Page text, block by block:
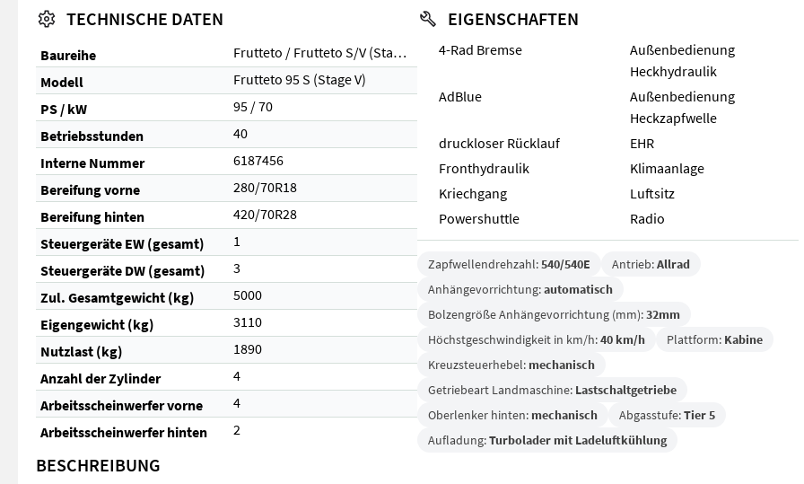
TECHNISCHE DATEN
Baureihe
Frutteto / Frutteto S/V (Stage V)
Modell
Frutteto 95 S (Stage V)
PS / kW
95 / 70
Betriebsstunden
40
Interne Nummer
6187456
Bereifung vorne
280/70R18
Bereifung hinten
420/70R28
Steuergeräte EW (gesamt)
1
Steuergeräte DW (gesamt)
3
Zul. Gesamtgewicht (kg)
5000
Eigengewicht (kg)
3110
Nutzlast (kg)
1890
Anzahl der Zylinder
4
Arbeitsscheinwerfer vorne
4
Arbeitsscheinwerfer hinten
2
EIGENSCHAFTEN
4-Rad Bremse
Außenbedienung
Heckhydraulik
AdBlue
Außenbedienung
Heckzapfwelle
druckloser Rücklauf
EHR
Fronthydraulik
Klimaanlage
Kriechgang
Luftsitz
Powershuttle
Radio
Zapfwellendrehzahl:540/540E Antrieb:Allrad
Anhängevorrichtung:automatisch
Bolzengröße Anhängevorrichtung (mm):32mm
Höchstgeschwindigkeit in km/h:40 km/h Plattform: Kabine
Kreuzsteuerhebel: mechanisch
Getriebeart Landmaschine: Lastschaltgetriebe
Oberlenker hinten: mechanisch Abgasstufe:Tier 5
Aufladung:Turbolader mit Ladeluftkühlung
BESCHREIBUNG